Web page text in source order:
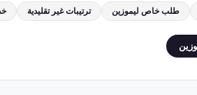
طلب خاص ليموزين ترتيبات غير تقليدية